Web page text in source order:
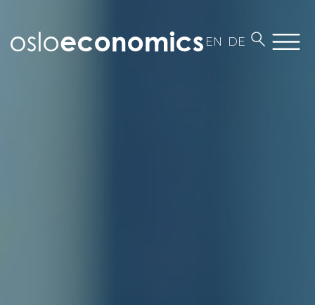
EN DE